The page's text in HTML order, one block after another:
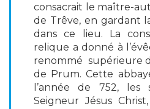
consacrait le maître-
de Trêve, en gardant
dans ce lieu. La
relique a donné à
renommé supérieure
de Prum. Cette
l’année de 752, les
Seigneur Jésus